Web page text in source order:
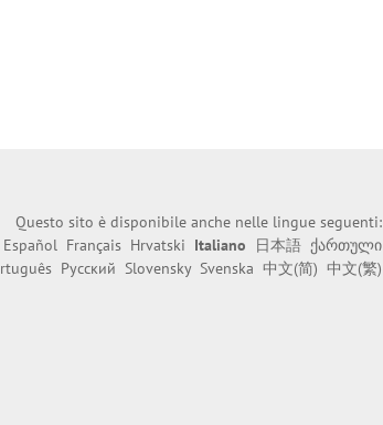
Questo sito è disponibile anche nelle lingue seguenti:
Español Français Hrvatski Italiano 日本語 ქართული
Русский Slovensky Svenska 中文(简) 中文(繁)